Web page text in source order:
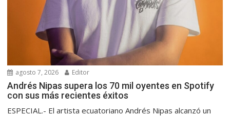
agosto 7, 2026 Editor
Andrés Nipas supera los 70 mil oyentes en Spotify
con sus más recientes éxitos
ESPECIAL.- El artista ecuatoriano Andrés Nipas alcanzó un